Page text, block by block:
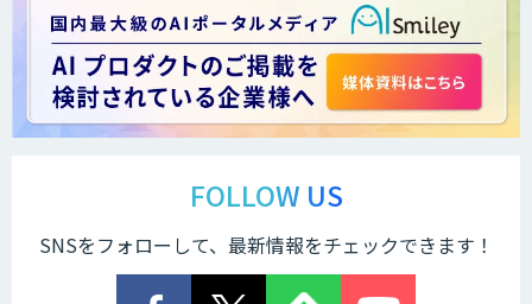
法人向け生成AIソリューション（受託開
発/PoC&コンサル）
AI 受託開発・導入支援
FOLLOW US
SNSをフォローして、最新情報をチェックできます！